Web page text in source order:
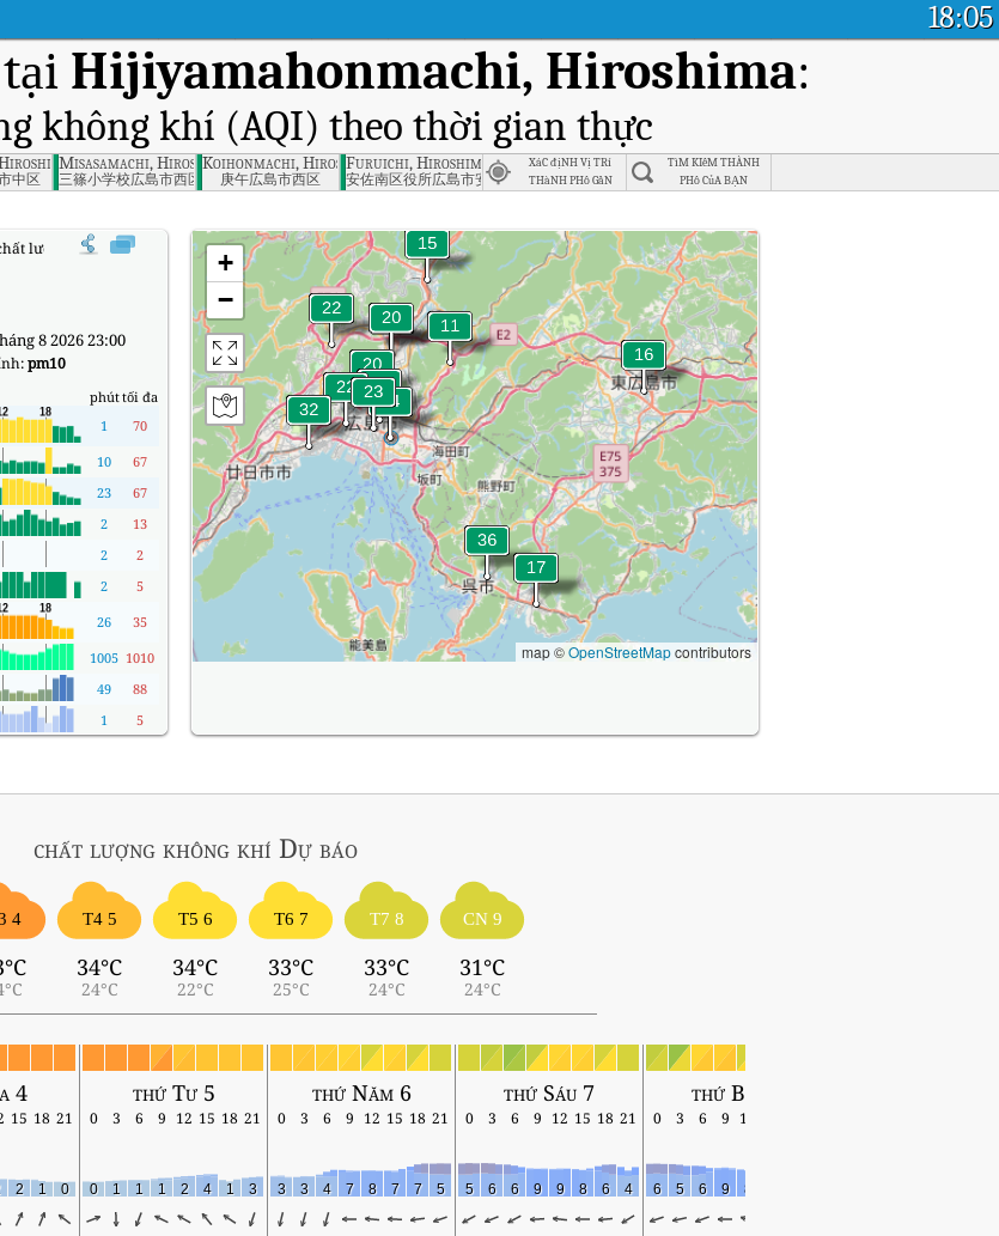
18:05
Hijiyamahonmachi, Hiroshima:
không khí (AQI) theo thời gian thực
Prefecture
中区
Misasamachi, Hiroshima-ken
三篠小学校広島市西区
Koihonmachi, Hiroshima Prefecture
庚午広島市西区
Furuichi, Hiroshima-ken
安佐南区役所広島市安佐南区
XáC địNH Vị TRí
THàNH PHố GầN
TìM KIếM THÀNH
PHố CủA BẠN
lượng không khí (AQI) thời gian thực Hijiyamahonmachi, Hiroshima
8 2026 23:00
pm10
phúttối đa
1
70
10
67
23
67
2
13
2
2
2
5
26
35
1005 1010
49
88
1 5
+
−
map ©OpenStreetMapcontributors
chất lượng không khí Dự báo
4 T4 5
34°C
24°C
T5 6
34°C
22°C
T6 7
33°C
25°C
T7 8
33°C
24°C
CN 9
31°C
24°C
4 thứ Tư 5 thứ Năm 6 thứ Sáu 7 thứ Bảy 8
15 18 21 0 3 6 9 12 15 18 21 0 3 6 9 12 15 18 21 0 3 6 9 12 15 18 21 0 3 6 9 12
2 1 0 0 1 1 1 2 4 1 3 3 3 4 7 8 7 7 5 5 6 6 9 9 8 6 4 6 5 6 9 8